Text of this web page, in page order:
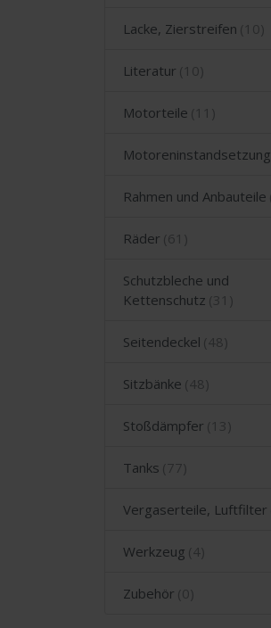
Lacke, Zierstreifen
Literatur
Motorteile
Motoreninstandsetzung
Rahmen und Anbauteile
Räder
Schutzbleche und
Kettenschutz
Seitendeckel
Sitzbänke
Stoßdämpfer
Tanks
Vergaserteile, Luftfilter
Werkzeug
Zubehör